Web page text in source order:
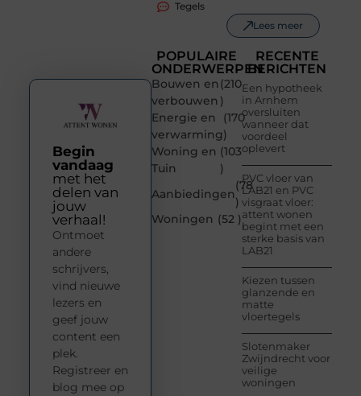
Tegels
Lees meer
POPULAIRE
ONDERWERPEN
Bouwen en
verbouwen
(210
)
Energie en
verwarming
(170
)
Woning en
Tuin
(103
)
Aanbiedingen
(78
)
Woningen (52 )
RECENTE
BERICHTEN
Een hypotheek
in Arnhem
oversluiten
wanneer dat
voordeel
oplevert
PVC vloer van
LAB21 en PVC
visgraat vloer:
attent wonen
begint met een
sterke basis van
LAB21
Kiezen tussen
glanzende en
matte
vloertegels
Slotenmaker
Zwijndrecht voor
veilige
woningen
Begin
vandaag
met het
delen van
jouw
verhaal!
Ontmoet
andere
schrijvers,
vind nieuwe
lezers en
geef jouw
content een
plek.
Registreer en
blog mee op